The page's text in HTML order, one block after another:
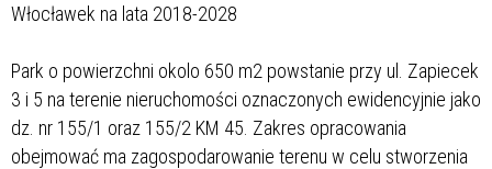
Włocławek na lata 2018-2028
Park o powierzchni okolo 650 m2 powstanie przy ul. Zapiecek
3 i 5 na terenie nieruchomości oznaczonych ewidencyjnie jako
dz. nr 155/1 oraz 155/2 KM 45. Zakres opracowania
obejmować ma zagospodarowanie terenu w celu stworzenia